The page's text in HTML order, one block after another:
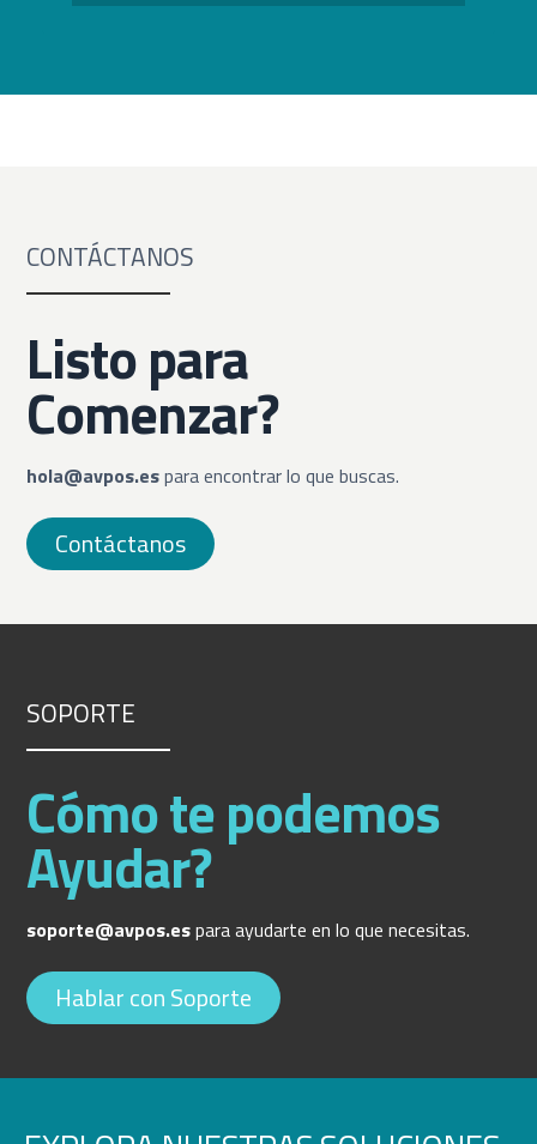
CONTÁCTANOS
Listo para
Comenzar?
hola@avpos.espara encontrar lo que buscas.
Contáctanos
SOPORTE
Cómo te podemos
Ayudar?
soporte@avpos.espara ayudarte en lo que necesitas.
Hablar con Soporte